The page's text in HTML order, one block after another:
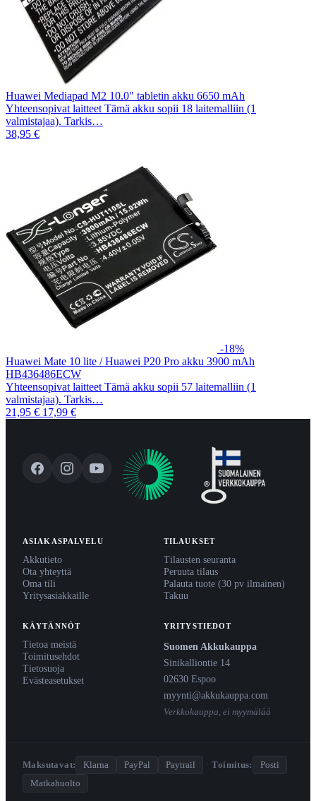
Huawei Mediapad M2 10.0" tabletin akku 6650 mAh
Yhteensopivat laitteet Tämä akku sopii 18 laitemalliin (1
valmistajaa). Tarkis…
38,95 €
-18%
Huawei Mate 10 lite / Huawei P20 Pro akku 3900 mAh
HB436486ECW
Yhteensopivat laitteet Tämä akku sopii 57 laitemalliin (1
valmistajaa). Tarkis…
21,95 € 17,99 €
ASIAKASPALVELU
Akkutieto
Ota yhteyttä
Oma tili
Yritysasiakkaille
TILAUKSET
Tilausten seuranta
Peruuta tilaus
Palauta tuote (30 pv ilmainen)
Takuu
KÄYTÄNNÖT
Tietoa meistä
Toimitusehdot
Tietosuoja
Evästeasetukset
YRITYSTIEDOT
Suomen Akkukauppa
Sinikalliontie 14
02630 Espoo
myynti@akkukauppa.com
Verkkokauppa, ei myymälää
Maksutavat: Klarna PayPal Paytrail · Toimitus:
Posti
Matkahuolto